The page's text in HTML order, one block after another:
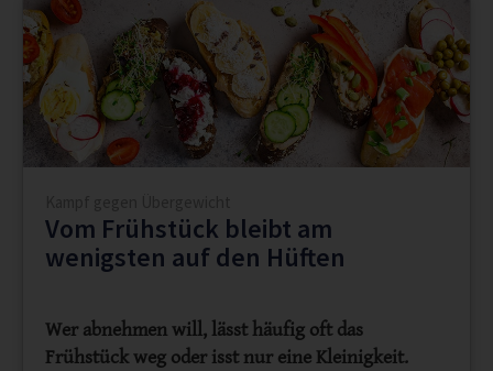
Vom Frühstück bleibt am
wenigsten auf den Hüften
Wer abnehmen will, lässt häufig oft das
Frühstück weg oder isst nur eine Kleinigkeit.